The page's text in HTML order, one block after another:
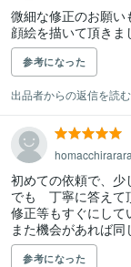
微細な修正のお願
顔絵を描いて頂きま
参考になった
出品者からの返信を読む
homacchirarara
初めての依頼で、少
でも　丁寧に答えて
修正等もすぐにして
また機会があれば同
参考になった